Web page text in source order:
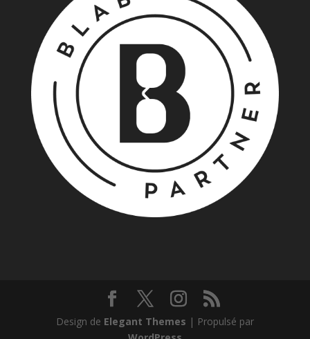
Design de Elegant Themes | Propulsé par